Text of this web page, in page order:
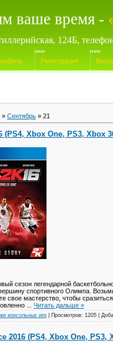
ваше время -
124Б,
Регистрация
» Сентябрь » 21
(PS4, Xbox One, PS3, Xbox
сезон легендарной
спортивного Олимпа.
свое мастерство, чтобы
Читать дальше »
консольных игр Просмотров: 1205
2016 (PS4, Xbox One, PS3,